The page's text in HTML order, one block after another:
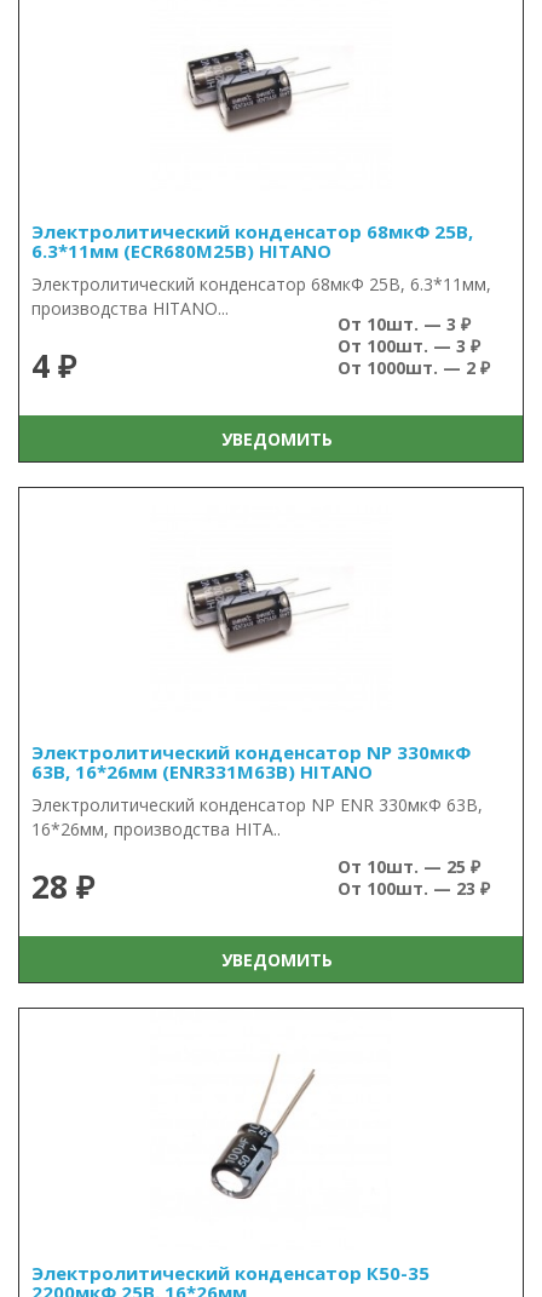
Электролитический конденсатор 68мкФ 25В,
6.3*11мм (ECR680M25B) HITANO
Электролитический конденсатор 68мкФ 25В, 6.3*11мм,
производства HITANO...
4 ₽
От 10шт. — 3 ₽
От 100шт. — 3 ₽
От 1000шт. — 2 ₽
УВЕДОМИТЬ
Электролитический конденсатор NP 330мкФ
63В, 16*26мм (ENR331M63B) HITANO
Электролитический конденсатор NP ENR 330мкФ 63В,
16*26мм, производства HITA..
28 ₽
От 10шт. — 25 ₽
От 100шт. — 23 ₽
УВЕДОМИТЬ
Электролитический конденсатор К50-35
2200мкФ 25В, 16*26мм